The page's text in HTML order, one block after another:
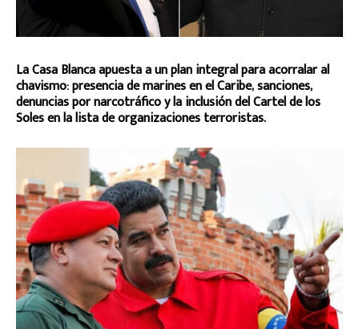
La Casa Blanca apuesta a un plan integral para acorralar al
chavismo: presencia de marines en el Caribe, sanciones,
denuncias por narcotráfico y la inclusión del Cartel de los
Soles en la lista de organizaciones terroristas.